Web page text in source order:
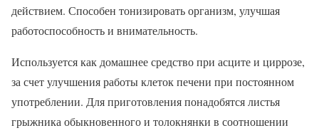
действием. Способен тонизировать организм, улучшая
работоспособность и внимательность.
Используется как домашнее средство при асците и циррозе,
за счет улучшения работы клеток печени при постоянном
употреблении. Для приготовления понадобятся листья
грыжника обыкновенного и толокнянки в соотношении